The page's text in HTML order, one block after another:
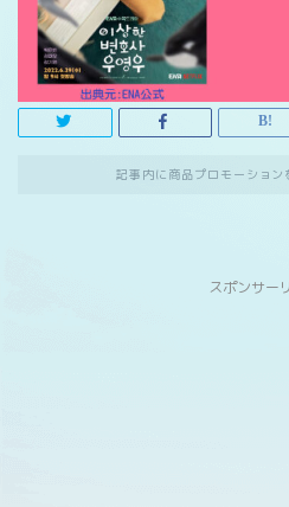
記事内に商品プロモーション
スポンサー